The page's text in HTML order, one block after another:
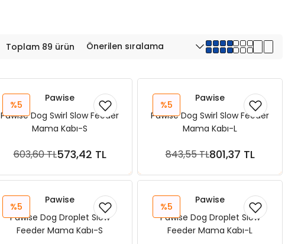
Toplam 89 ürün
%5
Pawise
Pawise Dog Swirl Slow Feeder
Mama Kabı-S
603,60 TL573,42 TL
Sepete Ekle
%5
Pawise
Pawise Dog Swirl Slow Feeder
Mama Kabı-L
843,55 TL801,37 TL
Sepete Ekle
%5
Pawise
Pawise Dog Droplet Slow
Feeder Mama Kabı-S
%5
Pawise
Pawise Dog Droplet Slow
Feeder Mama Kabı-L